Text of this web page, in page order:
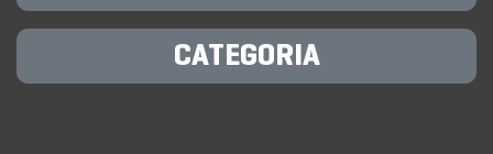
CATEGORIA